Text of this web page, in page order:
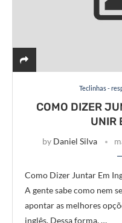
Teclinhas -
COMO DIZER
UNIR
by Daniel Silva
Como Dizer Juntar Em
A gente sabe como nem
apontar as melhores
inglês. Dessa forma, …